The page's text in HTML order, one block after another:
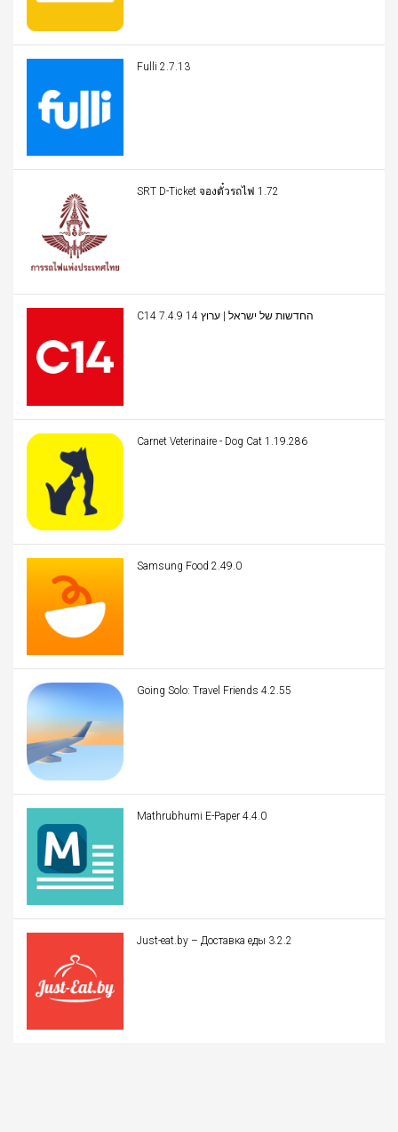
Fulli 2.7.13
SRT D-Ticket จองตั๋วรถไฟ 1.72
C14 החדשות של ישראל | ערוץ 14 7.4.9
Carnet Veterinaire - Dog Cat 1.19.286
Samsung Food 2.49.0
Going Solo: Travel Friends 4.2.55
Mathrubhumi E-Paper 4.4.0
Just-eat.by – Доставка еды 3.2.2